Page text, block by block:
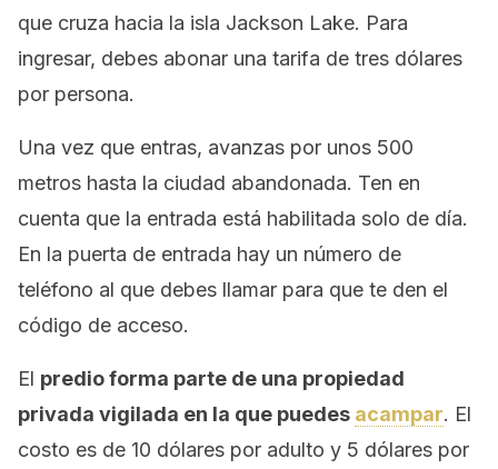
que cruza hacia la isla Jackson Lake. Para
ingresar, debes abonar una tarifa de tres dólares
por persona.
Una vez que entras, avanzas por unos 500
metros hasta la ciudad abandonada. Ten en
cuenta que la entrada está habilitada solo de día.
En la puerta de entrada hay un número de
teléfono al que debes llamar para que te den el
código de acceso.
El predio forma parte de una propiedad
privada vigilada en la que puedes acampar. El
costo es de 10 dólares por adulto y 5 dólares por